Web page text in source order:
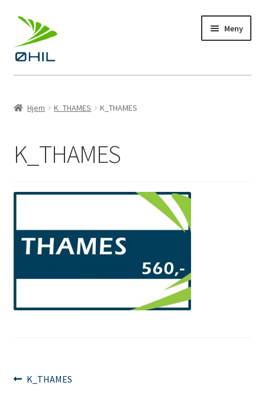
Hopp
navigasjon
Hopp
innhold
Meny
Hjem K_THAMES K_THAMES
K_THAMES
Innleggsnavigasjon
Forrige
K_THAMES